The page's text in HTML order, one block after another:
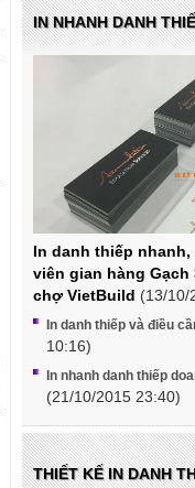
IN NHANH DANH
In danh thiếp
viên gian hàng Gạch
chợ VietBuild (13/10/
In danh thiếp và điều
10:16)
In nhanh danh thiếp
(21/10/2015 23:40)
THIẾT KẾ IN DANH